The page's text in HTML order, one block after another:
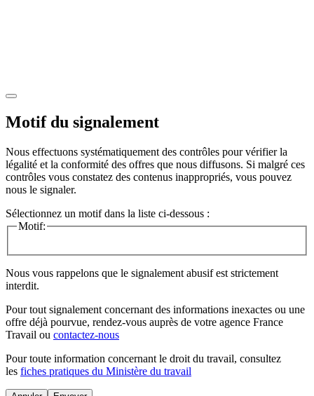
Motif du signalement
Nous effectuons systématiquement des contrôles pour vérifier la
légalité et la conformité des offres que nous diffusons. Si malgré ces
contrôles vous constatez des contenus inappropriés, vous pouvez
nous le signaler.
Sélectionnez un motif dans la liste ci-dessous :
Motif:
Nous vous rappelons que le signalement abusif est strictement
interdit.
Pour tout signalement concernant des informations inexactes ou une
offre déjà pourvue, rendez-vous auprès de votre agence France
Travail ou contactez-nous
Pour toute information concernant le droit du travail, consultez
les fiches pratiques du Ministère du travail